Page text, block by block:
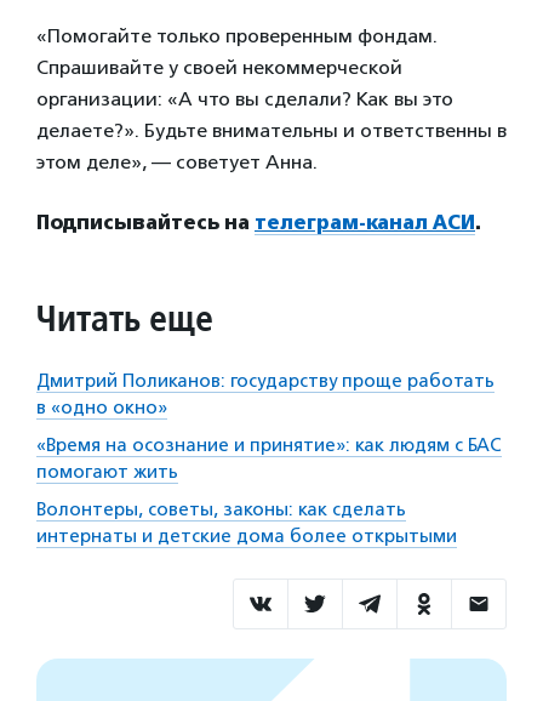
«Помогайте только проверенным фондам.
Спрашивайте у своей некоммерческой
организации: «А что вы сделали? Как вы это
делаете?». Будьте внимательны и ответственны в
этом деле», — советует Анна.
Подписывайтесь на телеграм-канал АСИ.
Читать еще
Дмитрий Поликанов: государству проще работать
в «одно окно»
«Время на осознание и принятие»: как людям с БАС
помогают жить
Волонтеры, советы, законы: как сделать
интернаты и детские дома более открытыми